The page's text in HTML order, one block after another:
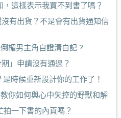
這樣表示我買不到書了嗎？
有出貨？不是會有出貨通知信
楣男主角自證清白記 ?
」申請沒有通過？
是時候重新設計你的工作了！
你如何與心中失控的野獸和解
拍一下書的內頁嗎？